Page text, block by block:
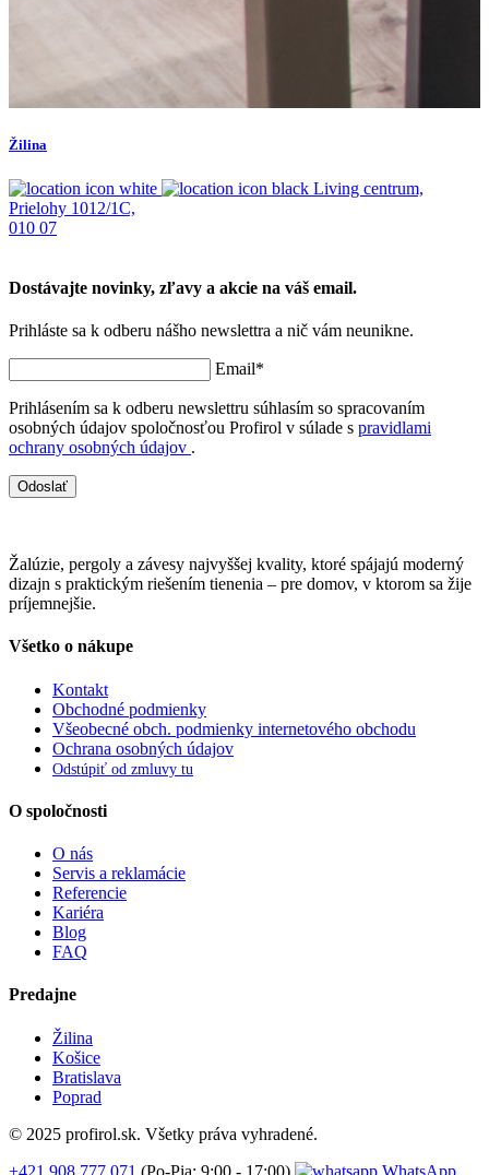
Žilina
Living centrum,
Prielohy 1012/1C,
010 07
Dostávajte novinky, zľavy a akcie na váš email.
Prihláste sa k odberu nášho newslettra a nič vám neunikne.
Email*
Prihlásením sa k odberu newslettru súhlasím so spracovaním
osobných údajov spoločnosťou Profirol v súlade s pravidlami
ochrany osobných údajov .
Odoslať
Žalúzie, pergoly a závesy najvyššej kvality, ktoré spájajú moderný
dizajn s praktickým riešením tienenia – pre domov, v ktorom sa žije
príjemnejšie.
Všetko o nákupe
Kontakt
Obchodné podmienky
Všeobecné obch. podmienky internetového obchodu
Ochrana osobných údajov
Odstúpiť od zmluvy tu
O spoločnosti
O nás
Servis a reklamácie
Referencie
Kariéra
Blog
FAQ
Predajne
Žilina
Košice
Bratislava
Poprad
© 2025 profirol.sk. Všetky práva vyhradené.
+421 908 777 071 (Po-Pia: 9:00 - 17:00) WhatsApp